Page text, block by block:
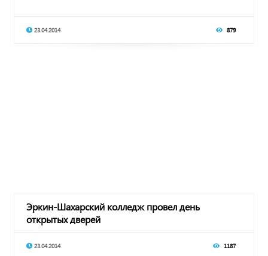
23.04.2014 879
Эркин-Шахарский колледж провел день
открытых дверей
23.04.2014 1187